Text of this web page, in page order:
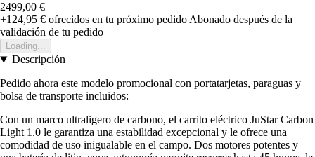
2499,00 €
+124,95 € ofrecidos en tu próximo pedido Abonado después de la
validación de tu pedido
Loading...
Descripción
Pedido ahora este modelo promocional con portatarjetas, paraguas y
bolsa de transporte incluidos:
Con un marco ultraligero de carbono, el carrito eléctrico JuStar Carbon
Light 1.0 le garantiza una estabilidad excepcional y le ofrece una
comodidad de uso inigualable en el campo. Dos motores potentes y